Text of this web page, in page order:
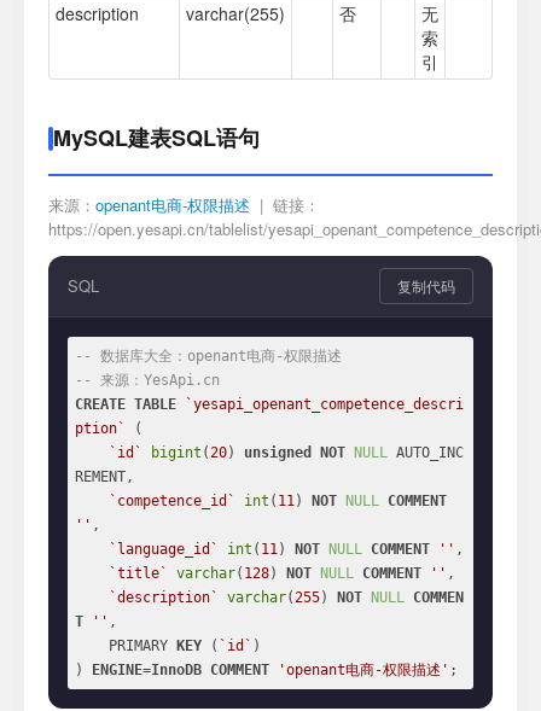
description
varchar(255) 否
无
索
引
MySQL建表SQL语句
来源： openant电商-权限描述 | 链接：
https://open.yesapi.cn/tablelist/
SQL 复制代码
-- 数据库大全：openant电商-权限描述
-- 来源：YesApi.cn
CREATE TABLE
`yesapi_openant_competence_descri
ption`
(
`id`
bigint (20) unsigned NOT NULL AUTO_INC
REMENT,
`competence_id`
int ( 11) NOT NULL COMMENT
'' ,
`language_id`
int ( 11) NOT NULL COMMENT '' ,
`title`
varchar( 128) NOT NULL COMMENT '' ,
`description`
varchar(255) NOT NULL COMMEN
T
'' ,
    PRIMARY
KEY ( `id` )
)
ENGINE=InnoDB COMMENT 'openant电商-权限描述' ;